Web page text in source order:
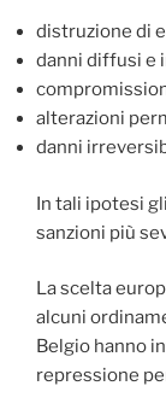
distruzione di
danni diffusi e
alterazioni
danni
In tali ipotesi
sanzioni più
La scelta
alcuni
Belgio hanno
repressione